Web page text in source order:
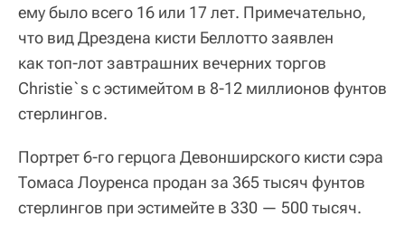
ему было всего 16 или 17 лет. Примечательно,
что вид Дрездена кисти Беллотто заявлен
как топ-лот завтрашних вечерних торгов
Christie`s с эстимейтом в 8-12 миллионов фунтов
стерлингов.
Портрет 6-го герцога Девонширского кисти сэра
Томаса Лоуренса продан за 365 тысяч фунтов
стерлингов при эстимейте в 330 — 500 тысяч.